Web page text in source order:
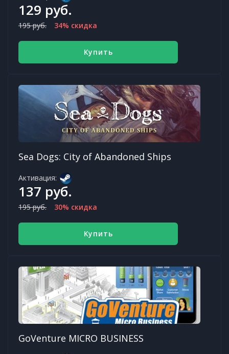
129 руб.
195 руб. 34% скидка
Купить
Sea Dogs: City of Abandoned Ships
Активация:
137 руб.
195 руб. 30% скидка
Купить
GoVenture MICRO BUSINESS